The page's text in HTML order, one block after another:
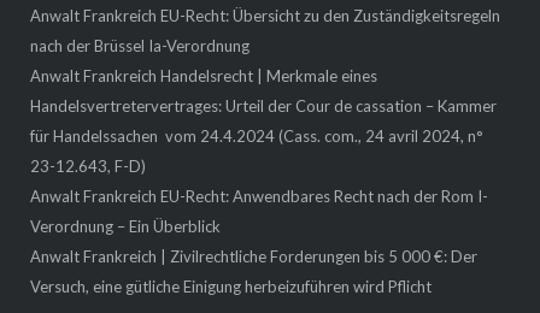
Anwalt Frankreich EU-Recht: Übersicht zu den Zuständigkeitsregeln
nach der Brüssel Ia-Verordnung
Anwalt Frankreich Handelsrecht | Merkmale eines
Handelsvertretervertrages: Urteil der Cour de cassation – Kammer
für Handelssachen vom 24.4.2024 (Cass. com., 24 avril 2024, n°
23-12.643, F-D)
Anwalt Frankreich EU-Recht: Anwendbares Recht nach der Rom I-
Verordnung – Ein Überblick
Anwalt Frankreich | Zivilrechtliche Forderungen bis 5 000 €: Der
Versuch, eine gütliche Einigung herbeizuführen wird Pflicht